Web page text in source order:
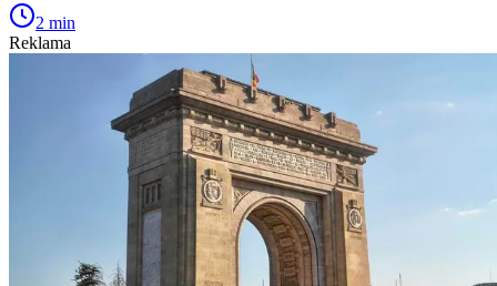
2 min
Reklama